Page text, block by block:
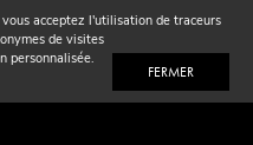
acceptez l'utilisation de traceurs
de visites
personnalisée.
FERMER